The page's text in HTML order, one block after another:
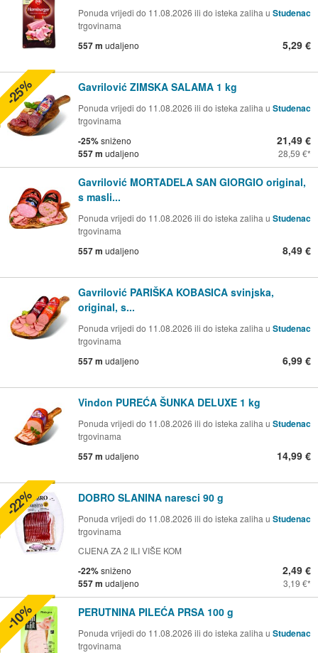
Ponuda vrijedi do 11.08.2026 ili do isteka zaliha u Studenac
trgovinama
557 m udaljeno 5,29 €
Gavrilović ZIMSKA SALAMA 1 kg
Ponuda vrijedi do 11.08.2026 ili do isteka zaliha u Studenac
trgovinama
-25%sniženo
557 m udaljeno
21,49 €
28,59 €
-25%
Gavrilović MORTADELA SAN GIORGIO original,
s masli...
Ponuda vrijedi do 11.08.2026 ili do isteka zaliha u Studenac
trgovinama
557 m udaljeno 8,49 €
Gavrilović PARIŠKA KOBASICA svinjska,
original, s...
Ponuda vrijedi do 11.08.2026 ili do isteka zaliha u Studenac
trgovinama
557 m udaljeno 6,99 €
Vindon PUREĆA ŠUNKA DELUXE 1 kg
Ponuda vrijedi do 11.08.2026 ili do isteka zaliha u Studenac
trgovinama
557 m udaljeno 14,99 €
DOBRO SLANINA naresci 90 g
Ponuda vrijedi do 11.08.2026 ili do isteka zaliha u Studenac
trgovinama
CIJENA ZA 2 ILI VIŠE KOM
-22%sniženo
557 m udaljeno
2,49 €
3,19 €
-22%
PERUTNINA PILEĆA PRSA 100 g
Ponuda vrijedi do 11.08.2026 ili do isteka zaliha u Studenac
trgovinama
-10%